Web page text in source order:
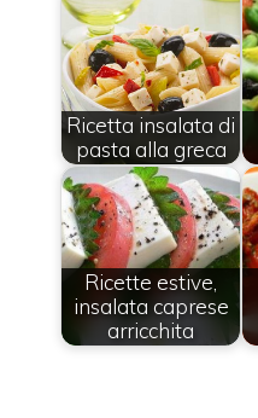
Ricetta insalata di
pasta alla greca
Ricette estive,
insalata caprese
arricchita